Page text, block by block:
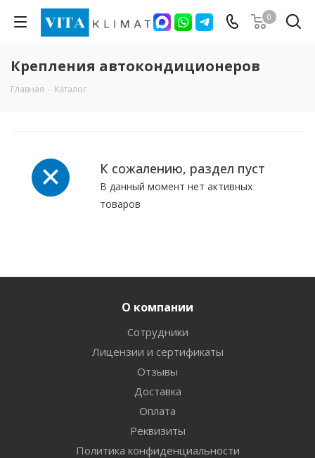
0
Крепления автокондиционеров
Главная - Каталог
К сожалению, раздел пуст
В данный момент нет активных
товаров
О компании
Сотрудники
Лицензии и сертификаты
Отзывы
Доставка
Оплата
Реквизиты
Политика конфиденциальности